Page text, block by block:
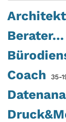
Architekt
Berater...
Coach 35-